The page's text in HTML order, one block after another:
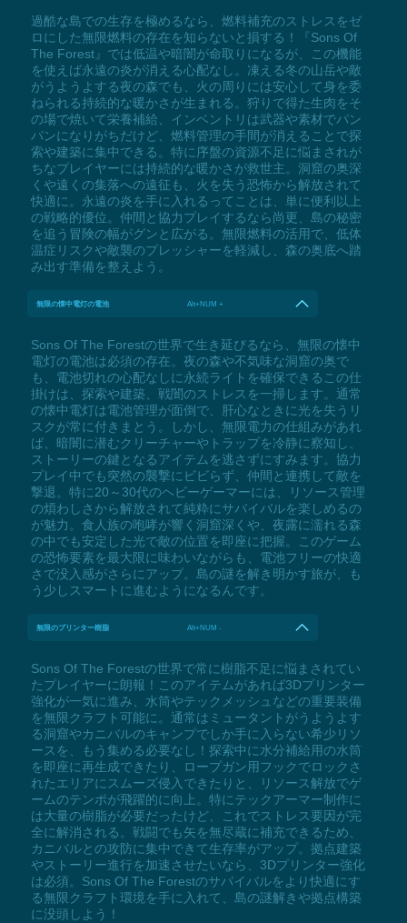
過酷な島での生存を極めるなら、燃料補充のストレスをゼ
ロにした無限燃料の存在を知らないと損する！『Sons Of
The Forest』では低温や暗闇が命取りになるが、この機能
を使えば永遠の炎が消える心配なし。凍える冬の山岳や敵
がうようよする夜の森でも、火の周りには安心して身を委
ねられる持続的な暖かさが生まれる。狩りで得た生肉をそ
の場で焼いて栄養補給、インベントリは武器や素材でパン
パンになりがちだけど、燃料管理の手間が消えることで探
索や建築に集中できる。特に序盤の資源不足に悩まされが
ちなプレイヤーには持続的な暖かさが救世主。洞窟の奥深
くや遠くの集落への遠征も、火を失う恐怖から解放されて
快適に。永遠の炎を手に入れるってことは、単に便利以上
の戦略的優位。仲間と協力プレイするなら尚更、島の秘密
を追う冒険の幅がグンと広がる。無限燃料の活用で、低体
温症リスクや敵襲のプレッシャーを軽減し、森の奥底へ踏
み出す準備を整えよう。
無限の懐中電灯の電池 Alt+NUM +
Sons Of The Forestの世界で生き延びるなら、無限の懐中
電灯の電池は必須の存在。夜の森や不気味な洞窟の奥で
も、電池切れの心配なしに永続ライトを確保できるこの仕
掛けは、探索や建築、戦闇のストレスを一掃します。通常
の懐中電灯は電池管理が面倒で、肝心なときに光を失うリ
スクが常に付きまとう。しかし、無限電力の仕組みがあれ
ば、暗闇に潜むクリーチャーやトラップを冷静に察知し、
ストーリーの鍵となるアイテムを逃さずにすみます。協力
プレイ中でも突然の襲撃にビビらず、仲間と連携して敵を
撃退。特に20～30代のヘビーゲーマーには、リソース管理
の煩わしさから解放されて純粋にサバイバルを楽しめるの
が魅力。食人族の咆哮が響く洞窟深くや、夜露に濡れる森
の中でも安定した光で敵の位置を即座に把握。このゲーム
の恐怖要素を最大限に味わいながらも、電池フリーの快適
さで没入感がさらにアップ。島の謎を解き明かす旅が、も
う少しスマートに進むようになるんです。
無限のプリンター樹脂 Alt+NUM -
Sons Of The Forestの世界で常に樹脂不足に悩まされてい
たプレイヤーに朗報！このアイテムがあれば3Dプリンター
強化が一気に進み、水筒やテックメッシュなどの重要装備
を無限クラフト可能に。通常はミュータントがうようよす
る洞窟やカニバルのキャンプでしか手に入らない希少リソ
ースを、もう集める必要なし！探索中に水分補給用の水筒
を即座に再生成できたり、ロープガン用フックでロックさ
れたエリアにスムーズ侵入できたりと、リソース解放でゲ
ームのテンポが飛躍的に向上。特にテックアーマー制作に
は大量の樹脂が必要だったけど、これでストレス要因が完
全に解消される。戦闘でも矢を無尽蔵に補充できるため、
カニバルとの攻防に集中できて生存率がアップ。拠点建築
やストーリー進行を加速させたいなら、3Dプリンター強化
は必須。Sons Of The Forestのサバイバルをより快適にす
る無限クラフト環境を手に入れて、島の謎解きや拠点構築
に没頭しよう！